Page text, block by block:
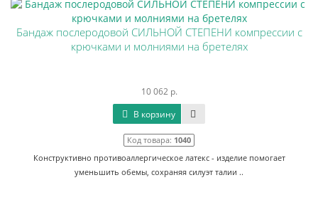
Бандаж послеродовой СИЛЬНОЙ СТЕПЕНИ компрессии с
крючками и молниями на бретелях
10 062 р.
В корзину
Код товара: 1040
Конструктивно противоаллергическое латекс - изделие помогает
уменьшить обемы, сохраняя силуэт талии ..